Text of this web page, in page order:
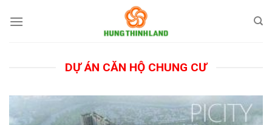
qua
DỰ ÁN CĂN HỘ CHUNG CƯ